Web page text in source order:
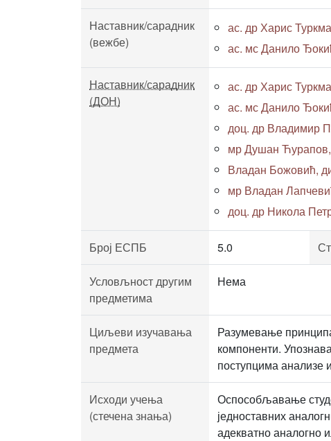
Наставник/сарадник
(вежбе)
ас. др Харис
ас. мс Данило
Наставник/сарадник
(ДОН)
ас. др Харис
ас. мс Данило
доц. др Владимир
мр Душан
Владан Божовић,
мр Владан
доц. др Никола
Број ЕСПБ 5.0
Условљност другим
предметима
Нема
Циљеви изучавања
предмета
Разумевање
компоненти.
поступцима анализе
Исходи учења
(стечена знања)
Оспособљавање
једноставних
адекватно аналогно